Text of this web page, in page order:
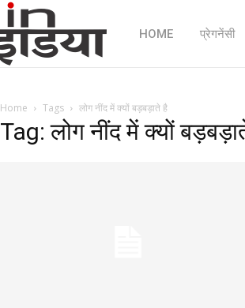
HOME प्रेगनेंसी
Home Tags लोग नींद में क्यों बड़बड़ाते है
Tag: लोग नींद में क्यों